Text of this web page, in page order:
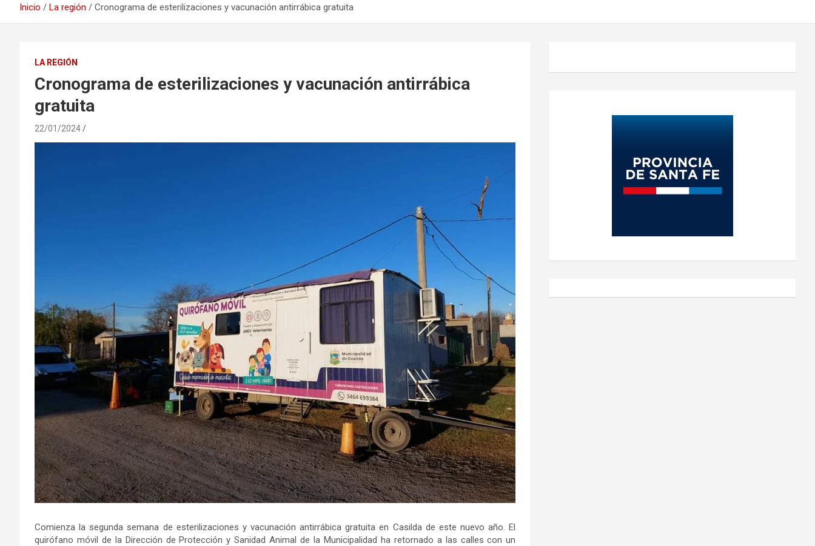
Inicio La región Cronograma de esterilizaciones y vacunación antirrábica gratuita
LA REGIÓN
Cronograma de esterilizaciones y vacunación antirrábica
gratuita
22/01/2024
Comienza la segunda semana de esterilizaciones y vacunación antirrábica gratuita en Casilda de este nuevo año. El
quirófano móvil de la Dirección de Protección y Sanidad Animal de la Municipalidad ha retornado a las calles con un